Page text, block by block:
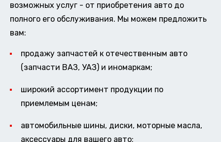
возможных услуг - от приобретения авто до
полного его обслуживания. Мы можем предложить
вам:
продажу запчастей к отечественным авто
(запчасти ВАЗ, УАЗ) и иномаркам;
широкий ассортимент продукции по
приемлемым ценам;
автомобильные шины, диски, моторные масла,
аксессуары для вашего авто;